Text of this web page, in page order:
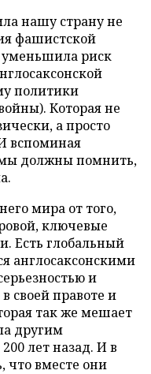
нашу страну не
фашистской
риск
политики
Которая не
а просто
вспоминая
должны помнить,
мира от того,
ключевые
Есть глобальный
англосаксонскими
и
своей правоте и
так же мешает
другим
лет назад. И в
что вместе они